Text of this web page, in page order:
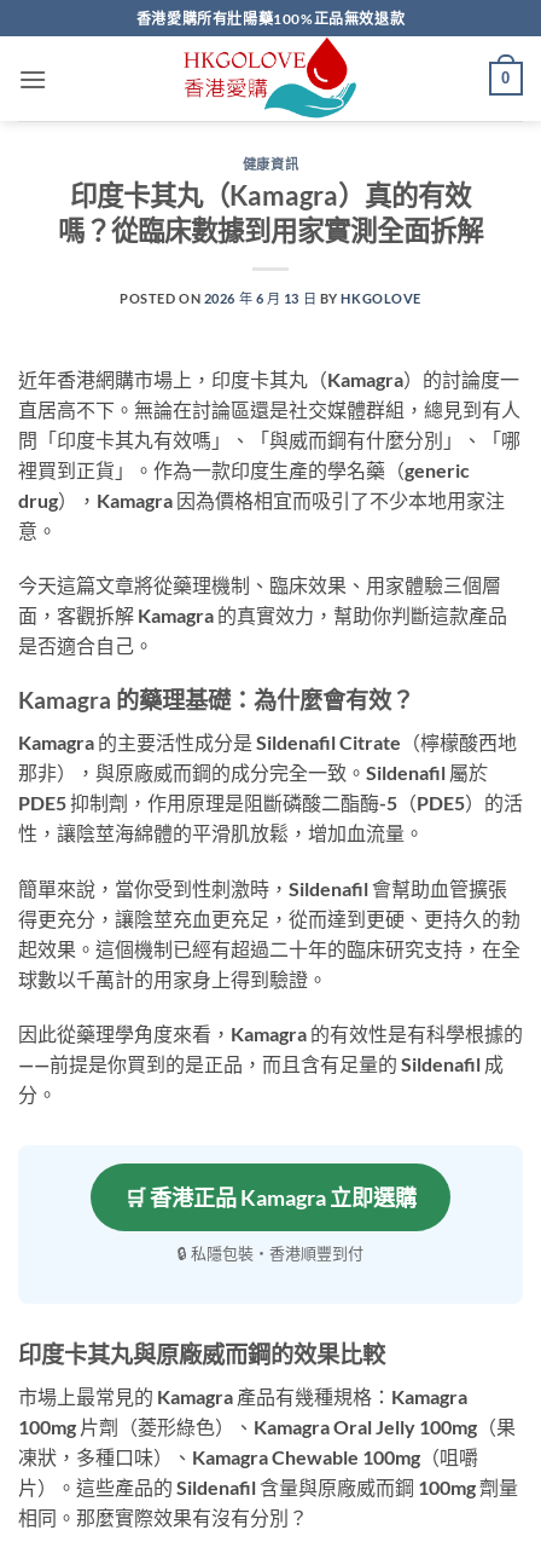
to
content
香港愛購所有壯陽藥100%正品無效退款
0
健康資訊
印度卡其丸（Kamagra）真的有效
嗎？從臨床數據到用家實測全面拆解
POSTED ON 2026 年 6 月 13 日 BYHKGOLOVE
近年香港網購市場上，印度卡其丸（Kamagra）的討論度一
直居高不下。無論在討論區還是社交媒體群組，總見到有人
問「印度卡其丸有效嗎」、「與威而鋼有什麼分別」、「哪
裡買到正貨」。作為一款印度生產的學名藥（generic
drug），Kamagra 因為價格相宜而吸引了不少本地用家注
意。
今天這篇文章將從藥理機制、臨床效果、用家體驗三個層
面，客觀拆解 Kamagra 的真實效力，幫助你判斷這款產品
是否適合自己。
Kamagra 的藥理基礎：為什麼會有效？
Kamagra 的主要活性成分是 Sildenafil Citrate（檸檬酸西地
那非），與原廠威而鋼的成分完全一致。Sildenafil 屬於
PDE5 抑制劑，作用原理是阻斷磷酸二酯酶-5（PDE5）的活
性，讓陰莖海綿體的平滑肌放鬆，增加血流量。
簡單來說，當你受到性刺激時，Sildenafil 會幫助血管擴張
得更充分，讓陰莖充血更充足，從而達到更硬、更持久的勃
起效果。這個機制已經有超過二十年的臨床研究支持，在全
球數以千萬計的用家身上得到驗證。
因此從藥理學角度來看，Kamagra 的有效性是有科學根據的
——前提是你買到的是正品，而且含有足量的 Sildenafil 成
分。
🛒 香港正品 Kamagra 立即選購
🔒 私隱包裝・香港順豐到付
印度卡其丸與原廠威而鋼的效果比較
市場上最常見的 Kamagra 產品有幾種規格：Kamagra
100mg 片劑（菱形綠色）、Kamagra Oral Jelly 100mg（果
凍狀，多種口味）、Kamagra Chewable 100mg（咀嚼
片）。這些產品的 Sildenafil 含量與原廠威而鋼 100mg 劑量
相同。那麼實際效果有沒有分別？